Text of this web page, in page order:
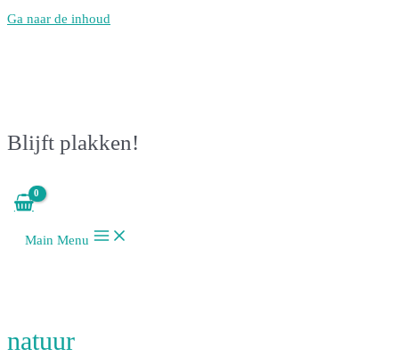
Ga naar de inhoud
Blijft plakken!
Main Menu
natuur